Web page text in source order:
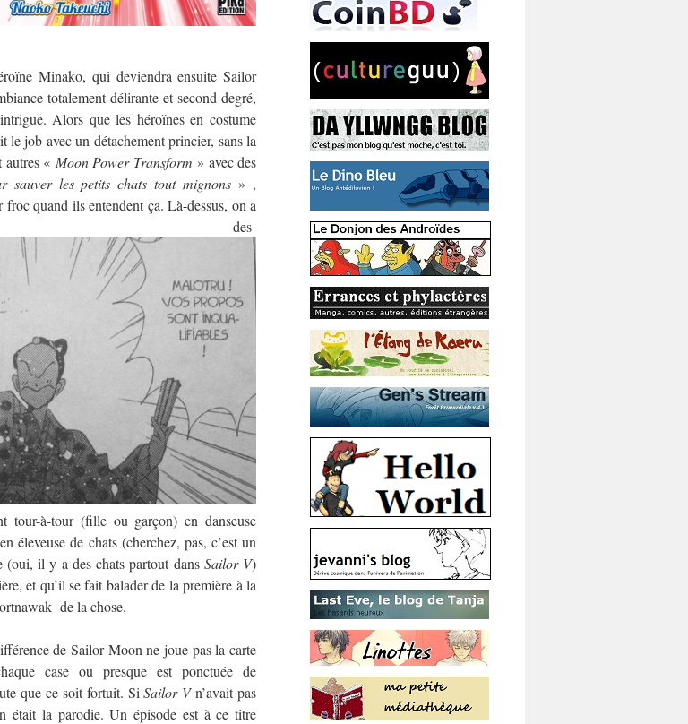
Minako, qui deviendra ensuite Sailor
totalement délirante et second degré,
Alors que les héroïnes en costume
job avec un détachement princier, sans la
autres « Moon Power Transform » avec des
sauver les petits chats tout mignons» ,
quand ils entendent ça. Là-dessus, on a
des
tour-à-tour (fille ou garçon) en danseuse
éleveuse de chats (cherchez, pas, c’est un
(oui, il y a des chats partout dans Sailor V)
et qu’il se fait balader de la première à la
de la chose.
de Sailor Moon ne joue pas la carte
case ou presque est ponctuée de
que ce soit fortuit. SiSailor Vn’avait pas
était la parodie. Un épisode est à ce titre